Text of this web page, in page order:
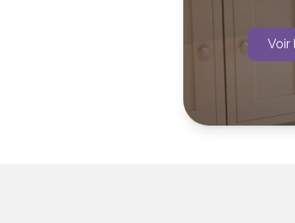
Voir